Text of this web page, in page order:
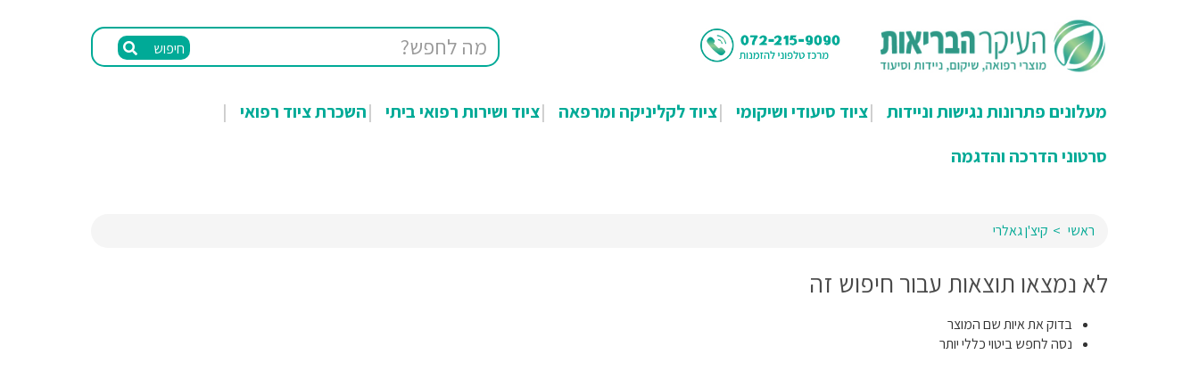
חיפוש
מעלונים פתרונות נגישות וניידות ציוד סיעודי ושיקומי ציוד לקליניקה ומרפאה ציוד ושירות רפואי ביתי
השכרת ציוד רפואי
סרטוני הדרכה והדגמה
ראשי קיצ'ן גאלרי
לא נמצאו תוצאות עבור חיפוש זה
בדוק את איות שם המוצר
נסה לחפש ביטוי כללי יותר